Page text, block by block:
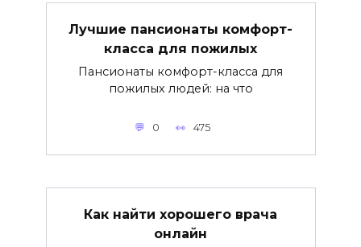
Лучшие пансионаты комфорт-
класса для пожилых
Пансионаты комфорт-класса для
пожилых людей: на что
0 475
Как найти хорошего врача
онлайн